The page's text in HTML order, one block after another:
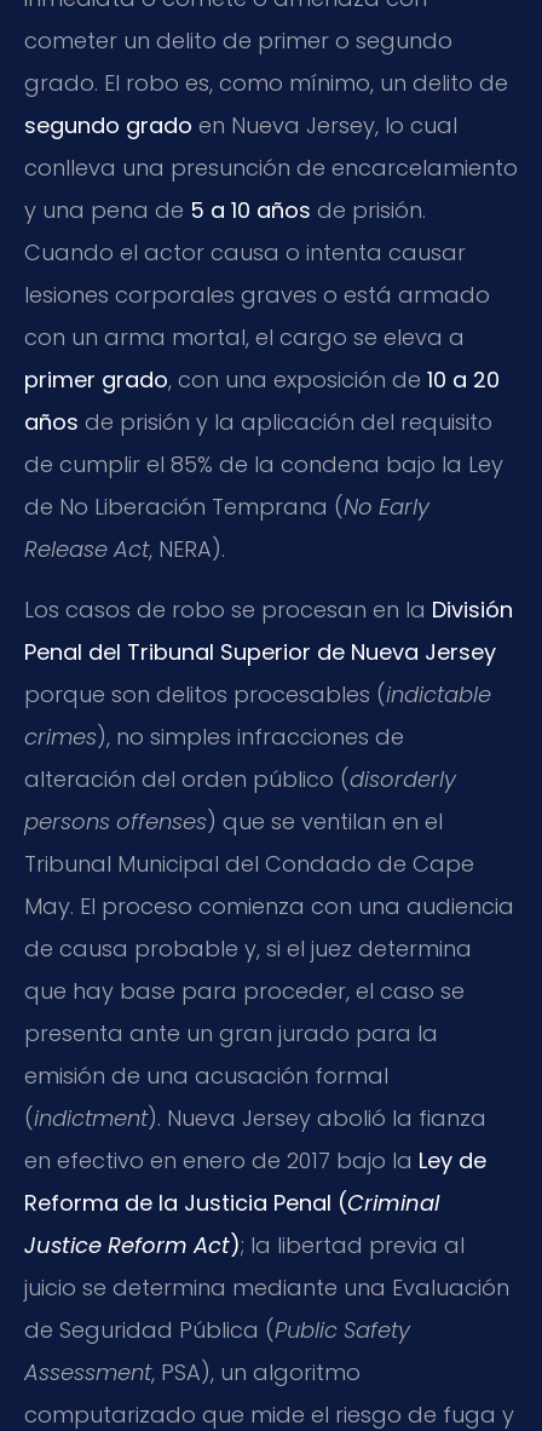
cometer un delito de primer o segundo
grado. El robo es, como mínimo, un delito de
segundo grado en Nueva Jersey, lo cual
conlleva una presunción de encarcelamiento
y una pena de 5 a 10 años de prisión.
Cuando el actor causa o intenta causar
lesiones corporales graves o está armado
con un arma mortal, el cargo se eleva a
primer grado, con una exposición de 10 a 20
años de prisión y la aplicación del requisito
de cumplir el 85% de la condena bajo la Ley
de No Liberación Temprana (No Early
Release Act, NERA).
Los casos de robo se procesan en la División
Penal del Tribunal Superior de Nueva Jersey
porque son delitos procesables (indictable
crimes), no simples infracciones de
alteración del orden público (disorderly
persons offenses) que se ventilan en el
Tribunal Municipal del Condado de Cape
May. El proceso comienza con una audiencia
de causa probable y, si el juez determina
que hay base para proceder, el caso se
presenta ante un gran jurado para la
emisión de una acusación formal
(indictment). Nueva Jersey abolió la fianza
en efectivo en enero de 2017 bajo la Ley de
Reforma de la Justicia Penal (Criminal
Justice Reform Act); la libertad previa al
juicio se determina mediante una Evaluación
de Seguridad Pública (Public Safety
Assessment, PSA), un algoritmo
computarizado que mide el riesgo de fuga y